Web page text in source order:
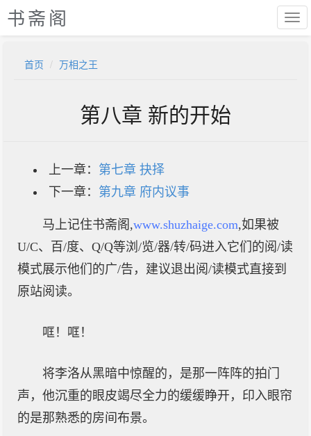
书斋阁
首页 万相之王
第八章 新的开始
上一章： 第七章 抉择
下一章： 第九章 府内议事
马上记住书斋阁,www.shuzhaige.com,如果被
U/C、百/度、Q/Q等浏/览/器/转/码进入它们的阅/读
模式展示他们的广/告，建议退出阅/读模式直接到
原站阅读。
哐！哐！
将李洛从黑暗中惊醒的，是那一阵阵的拍门
声，他沉重的眼皮竭尽全力的缓缓睁开，印入眼帘
的是那熟悉的房间布景。